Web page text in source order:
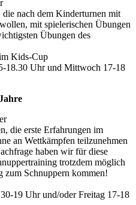
nach dem Kinderturnen mit
mit spielerischen Übungen
Übungen des
Kids-Cup
18.30 Uhr und Mittwoch 17-18
die erste Erfahrungen im
an Wettkämpfen teilzunehmen
haben wir für diese
trotzdem möglich
zum Schnuppern kommen!
19 Uhr und/oder Freitag 17-18